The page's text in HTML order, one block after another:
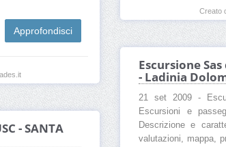
Creato
Approfondisci
Escursione
- Ladinia
21 set 2009 -
Escursioni e
Descrizione e
valutazioni, mappa,
- SANTA